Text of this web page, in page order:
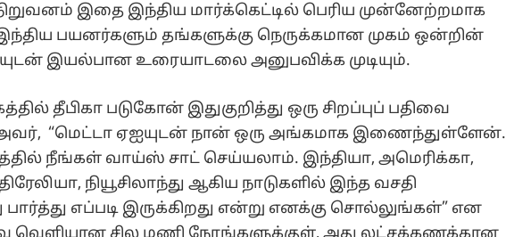
இதை இந்திய மார்க்கெட்டில் பெரிய முன்னேற்றமாக
இந்திய பயனர்களும் தங்களுக்கு நெருக்கமான முகம் ஒன்றின்
இயல்பான உரையாடலை அனுபவிக்க முடியும்.
தீபிகா படுகோன் இதுகுறித்து ஒரு சிறப்புப் பதிவை
அவர், “மெட்டா ஏஐயுடன் நான் ஒரு அங்கமாக இணைந்துள்ளேன்.
நீங்கள் வாய்ஸ் சாட் செய்யலாம். இந்தியா, அமெரிக்கா,
நியூசிலாந்து ஆகிய நாடுகளில் இந்த வசதி
பார்த்து எப்படி இருக்கிறது என்று எனக்கு சொல்லுங்கள்” என